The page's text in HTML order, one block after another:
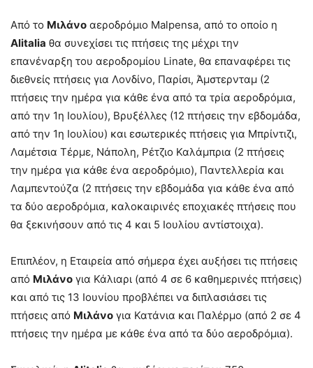
Από το Μιλάνο αεροδρόμιο Malpensa, από το οποίο η
Alitalia θα συνεχίσει τις πτήσεις της μέχρι την
επανέναρξη του αεροδρομίου Linate, θα επαναφέρει τις
διεθνείς πτήσεις για Λονδίνο, Παρίσι, Άμστερνταμ (2
πτήσεις την ημέρα για κάθε ένα από τα τρία αεροδρόμια,
από την 1η Ιουλίου), Βρυξέλλες (12 πτήσεις την εβδομάδα,
από την 1η Ιουλίου) και εσωτερικές πτήσεις για Μπρίντιζι,
Λαμέτσια Τέρμε, Νάπολη, Ρέτζιο Καλάμπρια (2 πτήσεις
την ημέρα για κάθε ένα αεροδρόμιο), Παντελλερία και
Λαμπεντούζα (2 πτήσεις την εβδομάδα για κάθε ένα από
τα δύο αεροδρόμια, καλοκαιρινές εποχιακές πτήσεις που
θα ξεκινήσουν από τις 4 και 5 Ιουλίου αντίστοιχα).
Επιπλέον, η Εταιρεία από σήμερα έχει αυξήσει τις πτήσεις
από Μιλάνο για Κάλιαρι (από 4 σε 6 καθημερινές πτήσεις)
και από τις 13 Ιουνίου προβλέπει να διπλασιάσει τις
πτήσεις από Μιλάνο για Κατάνια και Παλέρμο (από 2 σε 4
πτήσεις την ημέρα με κάθε ένα από τα δύο αεροδρόμια).